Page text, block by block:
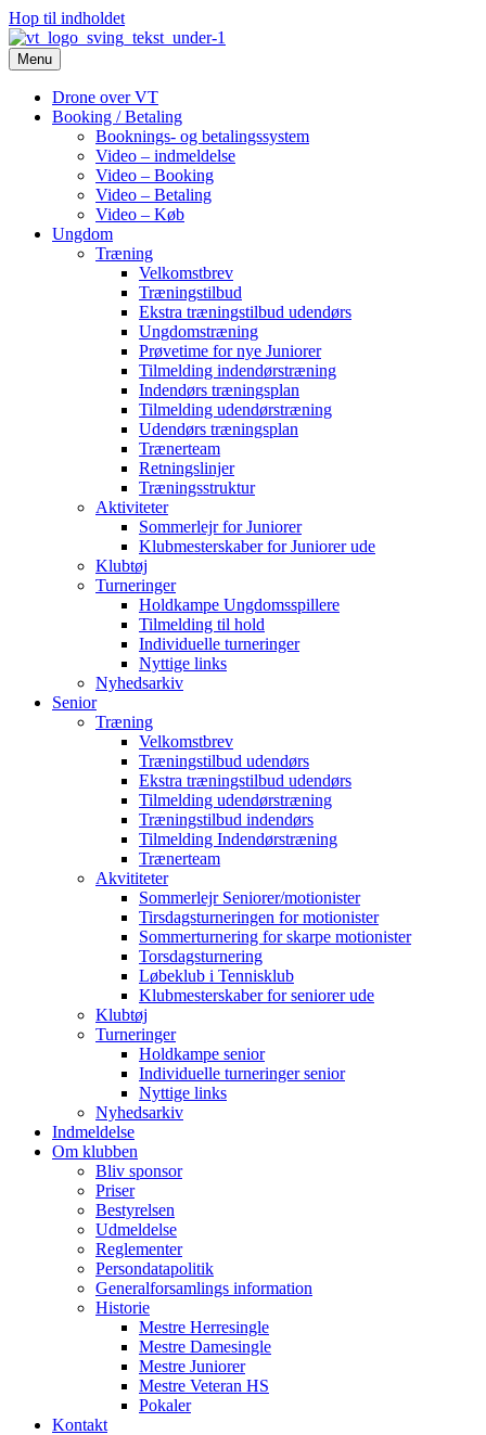
Hop til indholdet
Menu
Drone over VT
Booking / Betaling
Booknings- og betalingssystem
Video – indmeldelse
Video – Booking
Video – Betaling
Video – Køb
Ungdom
Træning
Velkomstbrev
Træningstilbud
Ekstra træningstilbud udendørs
Ungdomstræning
Prøvetime for nye Juniorer
Tilmelding indendørstræning
Indendørs træningsplan
Tilmelding udendørstræning
Udendørs træningsplan
Trænerteam
Retningslinjer
Træningsstruktur
Aktiviteter
Sommerlejr for Juniorer
Klubmesterskaber for Juniorer ude
Klubtøj
Turneringer
Holdkampe Ungdomsspillere
Tilmelding til hold
Individuelle turneringer
Nyttige links
Nyhedsarkiv
Senior
Træning
Velkomstbrev
Træningstilbud udendørs
Ekstra træningstilbud udendørs
Tilmelding udendørstræning
Træningstilbud indendørs
Tilmelding Indendørstræning
Trænerteam
Akvititeter
Sommerlejr Seniorer/motionister
Tirsdagsturneringen for motionister
Sommerturnering for skarpe motionister
Torsdagsturnering
Løbeklub i Tennisklub
Klubmesterskaber for seniorer ude
Klubtøj
Turneringer
Holdkampe senior
Individuelle turneringer senior
Nyttige links
Nyhedsarkiv
Indmeldelse
Om klubben
Bliv sponsor
Priser
Bestyrelsen
Udmeldelse
Reglementer
Persondatapolitik
Generalforsamlings information
Historie
Mestre Herresingle
Mestre Damesingle
Mestre Juniorer
Mestre Veteran HS
Pokaler
Kontakt